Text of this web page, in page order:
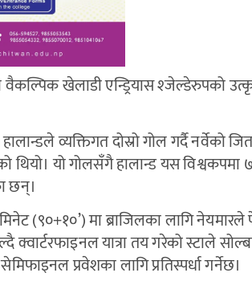
खेलाडी एन्ड्रियास श्जेल्डेरुपको
व्यक्तिगत दोस्रो गोल गर्दै नर्वेको
थियो। यो गोलसँगै हालान्ड यस
छन्।
(९०+१०’) मा ब्राजिलका लागि नेयमारले
क्वार्टरफाइनल यात्रा तय गरेको स्टाले
प्रवेशका लागि प्रतिस्पर्धा गर्नेछ।